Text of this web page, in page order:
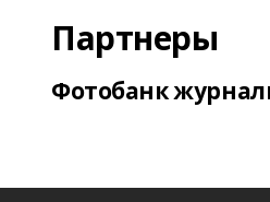
Партнеры
Фотобанк